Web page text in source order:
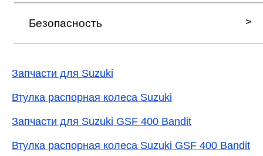
Безопасность
Запчасти для Suzuki
Втулка распорная колеса Suzuki
Запчасти для Suzuki GSF 400 Bandit
Втулка распорная колеса Suzuki GSF 400 Bandit